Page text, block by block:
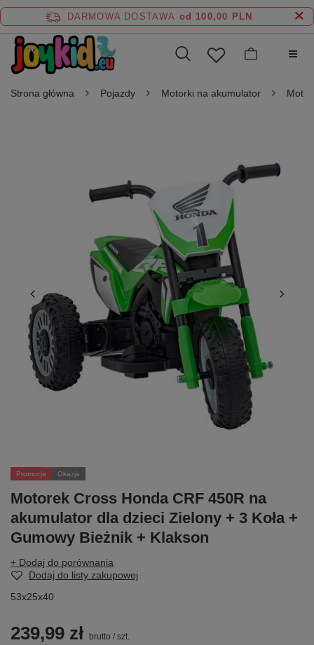
DARMOWA DOSTAWA od 100,00 PLN
Strona główna Pojazdy Motorki na akumulator
Promocja Okazja
Motorek Cross Honda CRF 450R na
akumulator dla dzieci Zielony + 3 Koła +
Gumowy Bieżnik + Klakson
+ Dodaj do porównania
Dodaj do listy zakupowej
53x25x40
239,99 zł brutto / szt.